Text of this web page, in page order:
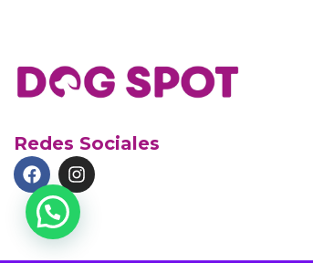
Redes Sociales